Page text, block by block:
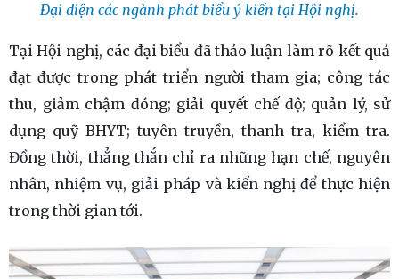
Đại diện các ngành phát biểu ý kiến tại Hội nghị.
Tại Hội nghị, các đại biểu đã thảo luận làm rõ kết quả
đạt được trong phát triển người tham gia; công tác
thu, giảm chậm đóng; giải quyết chế độ; quản lý, sử
dụng quỹ BHYT; tuyên truyền, thanh tra, kiểm tra.
Đồng thời, thẳng thắn chỉ ra những hạn chế, nguyên
nhân, nhiệm vụ, giải pháp và kiến nghị để thực hiện
trong thời gian tới.